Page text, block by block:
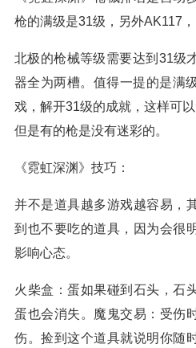
枪的满级是31级，另外AK117，
北极的枪械等级需要达到31级
器全为两槽。值得一提的是满
戏，解开31级的成就，这样可以
但是有的枪是没有迷彩的。
《霓虹深渊》技巧：
并不是道具越多游戏越容易，
到也不要吃的道具，因为会很
影响心态。
火柴盒：蛋如果碰到石头，石
蛋也会消失。魔鬼交易：受伤
伤。捡到这个道具就说明你随